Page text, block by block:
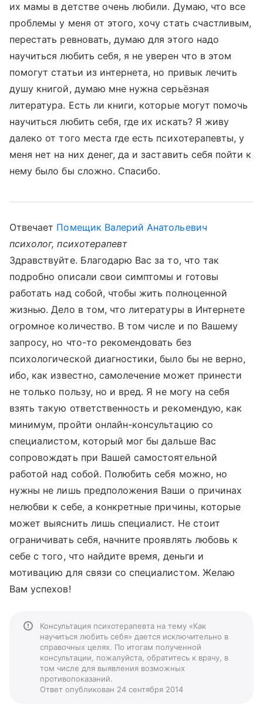
их мамы в детстве очень любили. Думаю, что все
проблемы у меня от этого, хочу стать счастливым,
перестать ревновать, думаю для этого надо
научиться любить себя, я не уверен что в этом
помогут статьи из интернета, но привык лечить
душу книгой, думаю мне нужна серьёзная
литература. Есть ли книги, которые могут помочь
научиться любить себя, где их искать? Я живу
далеко от того места где есть психотерапевты, у
меня нет на них денег, да и заставить себя пойти к
нему было бы сложно. Спасибо.
Отвечает Помещик Валерий Анатольевич
психолог, психотерапевт
Здравствуйте. Благодарю Вас за то, что так
подробно описали свои симптомы и готовы
работать над собой, чтобы жить полноценной
жизнью. Дело в том, что литературы в Интернете
огромное количество. В том числе и по Вашему
запросу, но что-то рекомендовать без
психологической диагностики, было бы не верно,
ибо, как известно, самолечение может принести
не только пользу, но и вред. Я не могу на себя
взять такую ответственность и рекомендую, как
минимум, пройти онлайн-консультацию со
специалистом, который мог бы дальше Вас
сопровождать при Вашей самостоятельной
работой над собой. Полюбить себя можно, но
нужны не лишь предположения Ваши о причинах
нелюбви к себе, а конкретные причины, которые
может выяснить лишь специалист. Не стоит
ограничивать себя, начните проявлять любовь к
себе с того, что найдите время, деньги и
мотивацию для связи со специалистом. Желаю
Вам успехов!
Консультация психотерапевта на тему «Как
научиться любить себя» дается исключительно в
справочных целях. По итогам полученной
консультации, пожалуйста, обратитесь к врачу, в
том числе для выявления возможных
противопоказаний.
Ответ опубликован 24 сентября 2014